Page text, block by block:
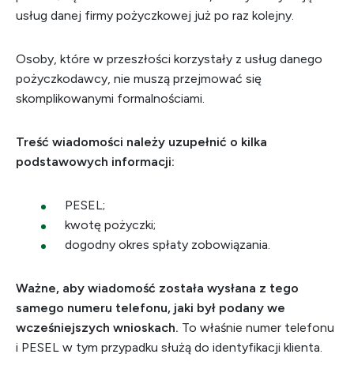
usług danej firmy pożyczkowej już po raz kolejny.
Osoby, które w przeszłości korzystały z usług danego
pożyczkodawcy, nie muszą przejmować się
skomplikowanymi formalnościami.
Treść wiadomości należy uzupełnić o kilka
podstawowych informacji:
PESEL;
kwotę pożyczki;
dogodny okres spłaty zobowiązania.
Ważne, aby wiadomość została wysłana z tego
samego numeru telefonu, jaki był podany we
wcześniejszych wnioskach. To właśnie numer telefonu
i PESEL w tym przypadku służą do identyfikacji klienta.